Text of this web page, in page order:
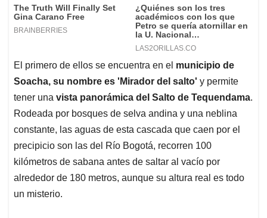
El primero de ellos se encuentra en el municipio de
Soacha, su nombre es 'Mirador del salto' y permite
tener una vista panorámica del Salto de Tequendama.
Rodeada por bosques de selva andina y una neblina
constante, las aguas de esta cascada que caen por el
precipicio son las del Río Bogotá, recorren 100
kilómetros de sabana antes de saltar al vacío por
alrededor de 180 metros, aunque su altura real es todo
un misterio.